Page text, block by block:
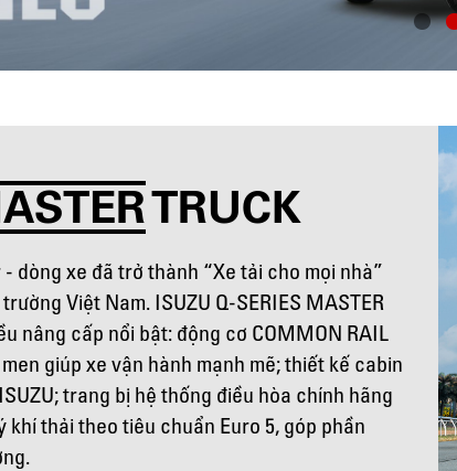
TRUCK
dòng xe đã trở thành “Xe tải cho mọi nhà”
Việt Nam. ISUZU Q-SERIES MASTER
nâng cấp nổi bật: động cơ COMMON RAIL
giúp xe vận hành mạnh mẽ; thiết kế cabin
trang bị hệ thống điều hòa chính hãng
thải theo tiêu chuẩn Euro 5, góp phần